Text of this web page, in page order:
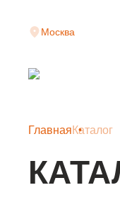
Москва
Главная Каталог